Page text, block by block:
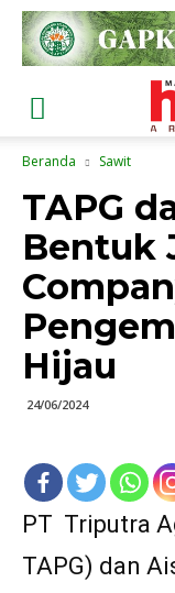
Beranda Sawit
TAPG
Bentuk
Hijau
24/06/2024
PT Triputra
TAPG) dan